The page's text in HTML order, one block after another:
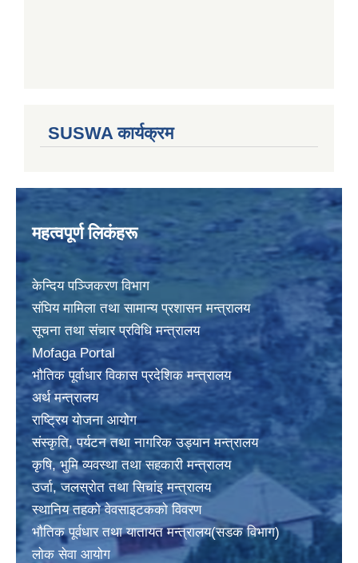
SUSWA कार्यक्रम
महत्वपूर्ण लिकंहरू
केन्दिय पञ्जिकरण विभाग
संघिय मामिला तथा सामान्य प्रशासन मन्त्रालय
सूचना तथा संचार प्रविधि मन्त्रालय
Mofaga Portal
भाैतिक पूर्वाधार विकास प्रदेशिक मन्त्रालय
अर्थ मन्त्रालय
राष्ट्रिय योजना आयोग
संस्कृति, पर्यटन तथा नागरिक उड्यान मन्त्रालय
कृषि, भुमि व्यवस्था तथा सहकारी मन्त्रालय
उर्जा, जलस्राेत तथा सिचांइ मन्त्रालय
स्थानिय तहकाे वेवसाइटककाे विवरण
भाैतिक पूर्वधार तथा यातायत मन्त्रालय(सडक विभाग)
लाेक सेवा आयोग